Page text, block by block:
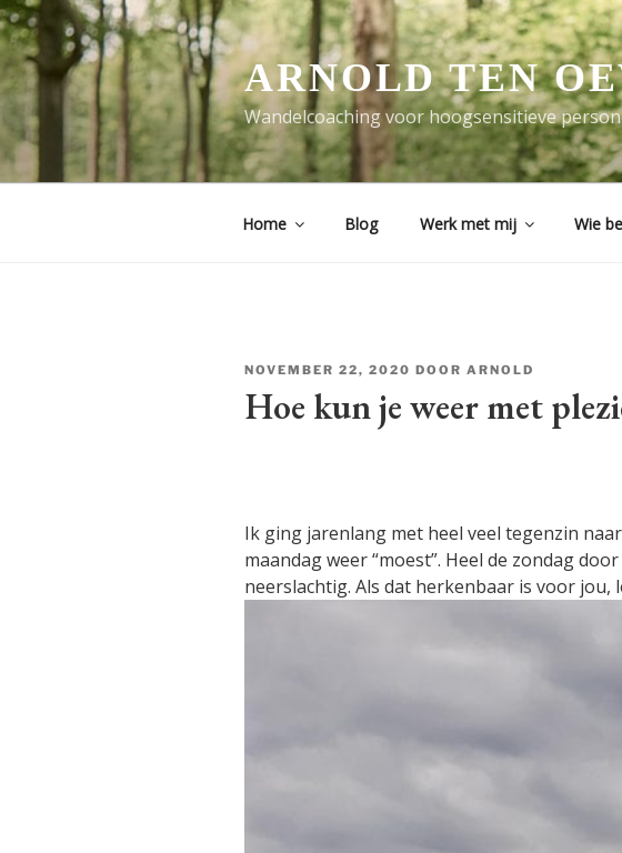
Ga
naar
de
inhoud
ARNOLD TEN
Wandelcoaching voor hoogsensitieve
Home Blog Werk met mij Wie
GEPLAATST
NOVEMBER 22, 2020 DOOR ARNOLD
Hoe kun je weer met
Ik ging jarenlang met heel veel tegenzin
maandag weer “moest”. Heel de zondag
neerslachtig. Als dat herkenbaar is voor jou,